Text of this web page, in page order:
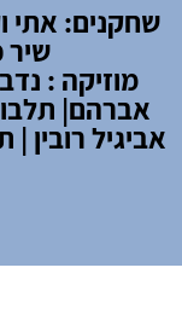
שחקנים: אתי
שיר
מוזיקה :
אברהם|
אביגיל רובין